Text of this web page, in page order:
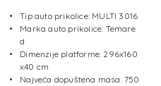
Tip auto prikolice: MULTI 3016
Marka auto prikolice: Temare
d
Dimenzije platforme: 296x160
x40 cm
Najveća dopuštena masa: 750